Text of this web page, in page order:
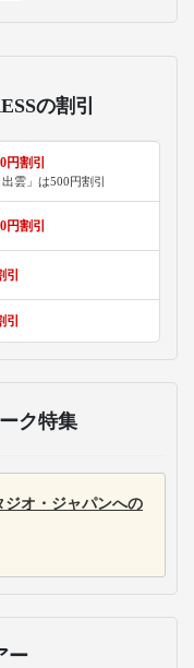
の割引
円割引
雲」は500円割引
円割引
引
引
ク特集
オ・ジャパンへの
ー